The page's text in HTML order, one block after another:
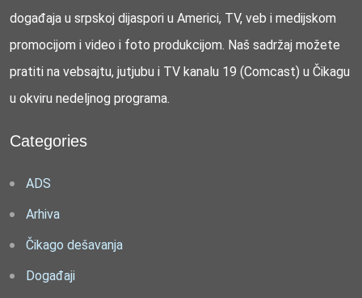
događaja u srpskoj dijaspori u Americi, TV, veb i medijskom
promocijom i video i foto produkcijom. Naš sadržaj možete
pratiti na vebsajtu, jutjubu i TV kanalu 19 (Comcast) u Čikagu
u okviru nedeljnog programa.
Categories
ADS
Arhiva
Čikago dešavanja
Događaji